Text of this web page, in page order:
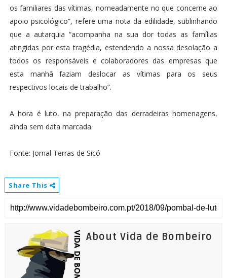
os familiares das vítimas, nomeadamente no que concerne ao
apoio psicológico”, refere uma nota da edilidade, sublinhando
que a autarquia “acompanha na sua dor todas as famílias
atingidas por esta tragédia, estendendo a nossa desolação a
todos os responsáveis e colaboradores das empresas que
esta manhã faziam deslocar as vítimas para os seus
respectivos locais de trabalho”.
A hora é luto, na preparação das derradeiras homenagens,
ainda sem data marcada.
Fonte: Jornal Terras de Sicó
Share This
About Vida de Bombeiro